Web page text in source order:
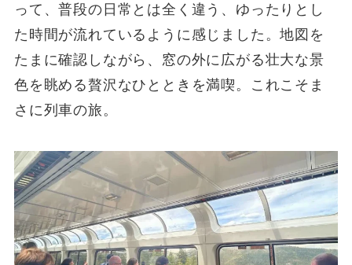
って、普段の日常とは全く違う、ゆったりとし
た時間が流れているように感じました。地図を
たまに確認しながら、窓の外に広がる壮大な景
色を眺める贅沢なひとときを満喫。これこそま
さに列車の旅。